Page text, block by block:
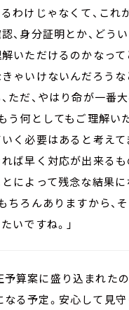
わけじゃなくて、これ
、身分証明とか、どう
いただけるのかなって
ゃいけないんだろうな
ただ、やはり命が一番
う何としてもご理解い
く必要はあると考えて
ば早く対応が出来るも
によって残念な結果に
ちろんありますから、
いですね。」
算案に盛り込まれた
る予定。安心して見